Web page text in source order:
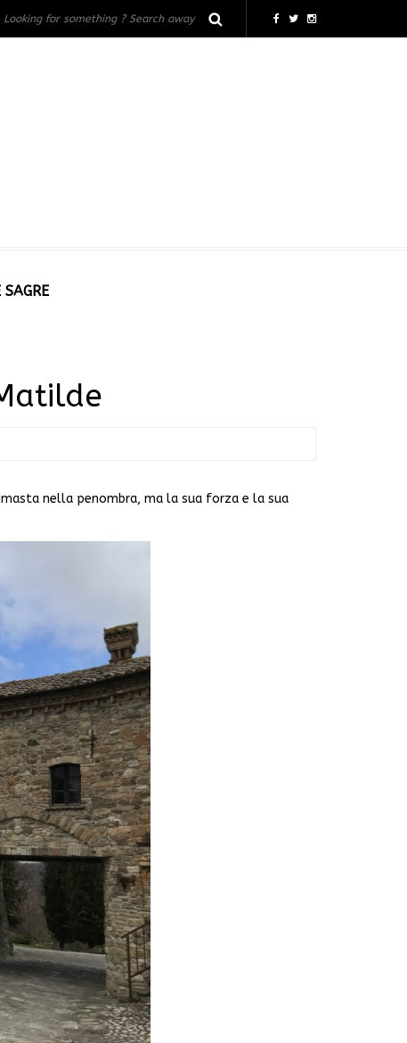
SAGRE
nella penombra, ma la sua forza e la sua